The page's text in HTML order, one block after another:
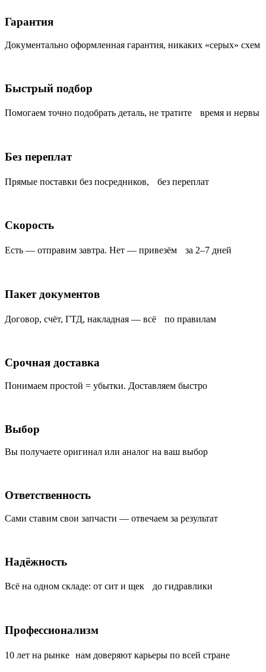
Гарантия
Документально оформленная гарантия, никаких «серых» схем
Быстрый подбор
Помогаем точно подобрать деталь, не тратите время и нервы
Без переплат
Прямые поставки без посредников, без переплат
Скорость
Есть — отправим завтра. Нет — привезём за 2–7 дней
Пакет документов
Договор, счёт, ГТД, накладная — всё по правилам
Срочная доставка
Понимаем простой = убытки. Доставляем быстро
Выбор
Вы получаете оригинал или аналог на ваш выбор
Ответственность
Сами ставим свои запчасти — отвечаем за результат
Надёжность
Всё на одном складе: от сит и щек до гидравлики
Профессионализм
10 лет на рынке нам доверяют карьеры по всей стране